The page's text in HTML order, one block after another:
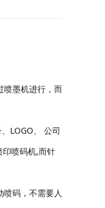
喷墨机进行，而
LOGO、 公司
印喷码机,而针
喷码，不需要人